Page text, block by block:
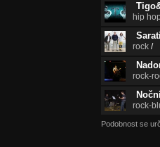
hip
rock /
rock-
rock-
Podobnost se